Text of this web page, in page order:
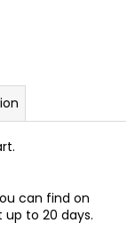
can find on
to 20 days.